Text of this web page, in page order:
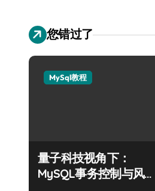
您错过了
MySql教程
量子科技视角下：
MySQL事务控制与风控